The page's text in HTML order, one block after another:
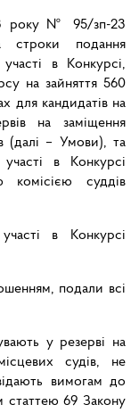
року № 95/зп-23
строки подання
в Конкурсі,
на зайняття 560
для кандидатів на
на заміщення
(далі – Умови), та
в Конкурсі
комісією суддів
в Конкурсі
подали всі
у резерві на
судів, не
вимогам до
статтею 69 Закону